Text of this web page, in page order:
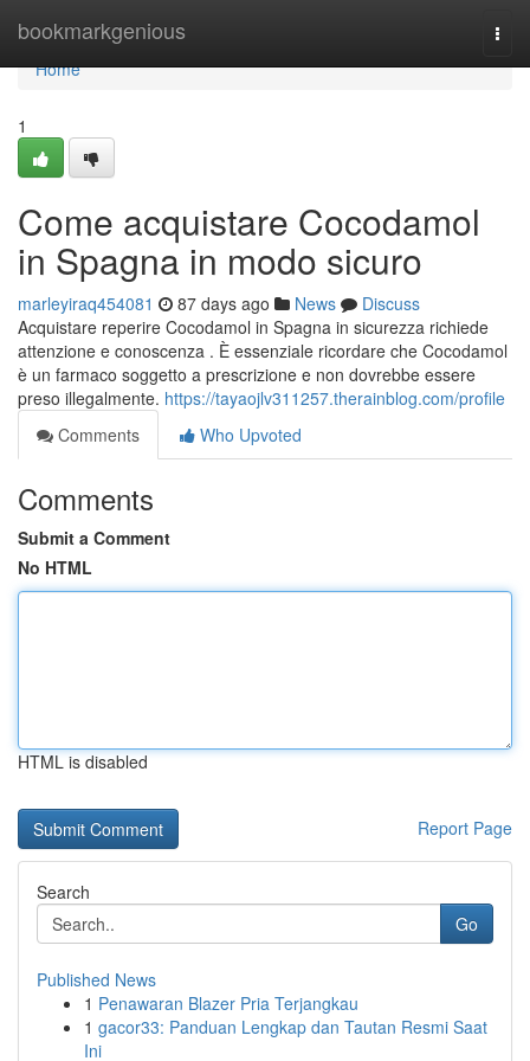
bookmarkgenious
Home
Home
1
Come acquistare Cocodamol
in Spagna in modo sicuro
marleyiraq454081 87 days ago News
Discuss
Acquistare reperire Cocodamol in Spagna in sicurezza richiede
attenzione e conoscenza . È essenziale ricordare che Cocodamol
è un farmaco soggetto a prescrizione e non dovrebbe essere
preso illegalmente. https://tayaojlv311257.therainblog.com/profile
Comments
Who Upvoted
Comments
Submit a Comment
No HTML
HTML is disabled
Report Page
Search
Go
Published News
1 Penawaran Blazer Pria Terjangkau
1 gacor33: Panduan Lengkap dan Tautan Resmi Saat
Ini